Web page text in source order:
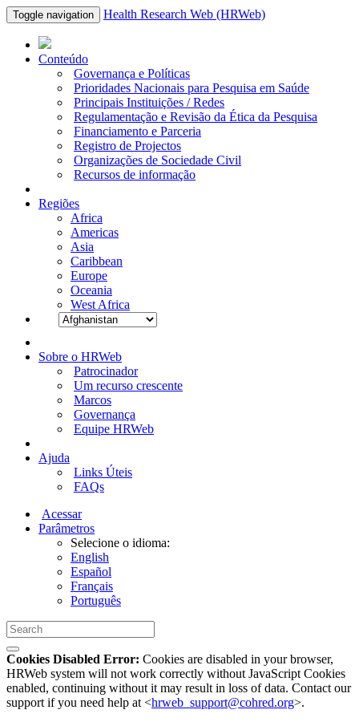
Toggle navigation Health Research Web (HRWeb)
Conteúdo
Governança e Políticas
Prioridades Nacionais para Pesquisa em Saúde
Principais Instituições / Redes
Regulamentação e Revisão da Ética da Pesquisa
Financiamento e Parceria
Registro de Projectos
Organizações de Sociedade Civil
Recursos de informação
Regiões
Africa
Americas
Asia
Caribbean
Europe
Oceania
West Africa
Sobre o HRWeb
Patrocinador
Um recurso crescente
Marcos
Governança
Equipe HRWeb
Ajuda
Links Úteis
FAQs
Acessar
Parâmetros
Selecione o idioma:
English
Español
Français
Português
Cookies Disabled Error: Cookies are disabled in your browser,
HRWeb system will not work correctly without JavaScript Cookies
enabled, continuing without it may result in loss of data. Contact our
support if you need help at <hrweb_support@cohred.org>.